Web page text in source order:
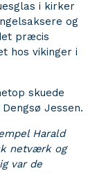
i kirker
og
præcis
hos vikinger i
skuede
Jessen.
Harald
netværk og
var de